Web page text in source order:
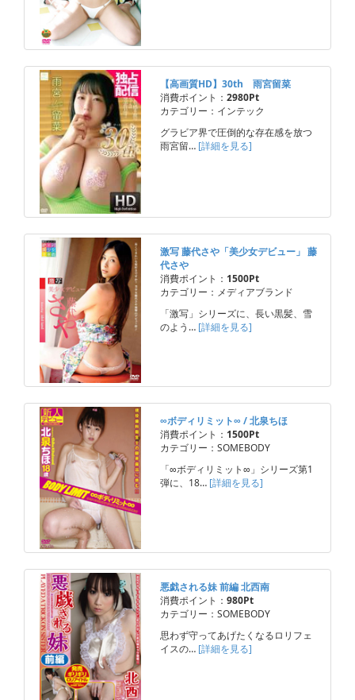
【高画質HD】30th 雨宮留菜
消費ポイント： 2980Pt
カテゴリー：インテック
グラビア界で圧倒的な存在感を放つ
雨宮留… [詳細を見る]
激写 藤代さや「美少女デビュー」 藤
代さや
消費ポイント： 1500Pt
カテゴリー：メディアブランド
「激写」シリーズに、長い黒髪、雪
のよう… [詳細を見る]
∞ボディリミット∞ / 北泉ちほ
消費ポイント： 1500Pt
カテゴリー：SOMEBODY
「∞ボディリミット∞」シリーズ第1
弾に、18… [詳細を見る]
悪戯される妹 前編 北西南
消費ポイント： 980Pt
カテゴリー：SOMEBODY
思わず守ってあげたくなるロリフェ
イスの… [詳細を見る]